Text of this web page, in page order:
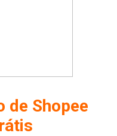
de Shopee